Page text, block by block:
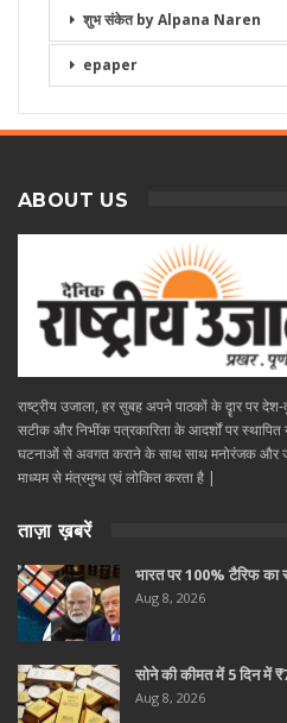
शुभ संकेत by Alpana Naren
epaper
ABOUT US
राष्ट्रीय उजाला, हर सुबह अपने पाठकों के दॄार पर
सटीक और निभींक पत्रकारिता के आदर्शों पर स्थापित
घटनाओं से अवगत कराने के साथ साथ मनोरंजक और
माध्यम से मंत्रमुग्ध एवं लोकित करता है |
ताज़ा ख़बरें
भारत पर 100% टैरिफ
Aug 8, 2026
सोने की कीमत में 5 दिन में
Aug 8, 2026